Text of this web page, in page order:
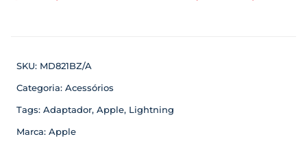
SKU: MD821BZ/A
Categoria: Acessórios
Tags: Adaptador, Apple, Lightning
Marca: Apple